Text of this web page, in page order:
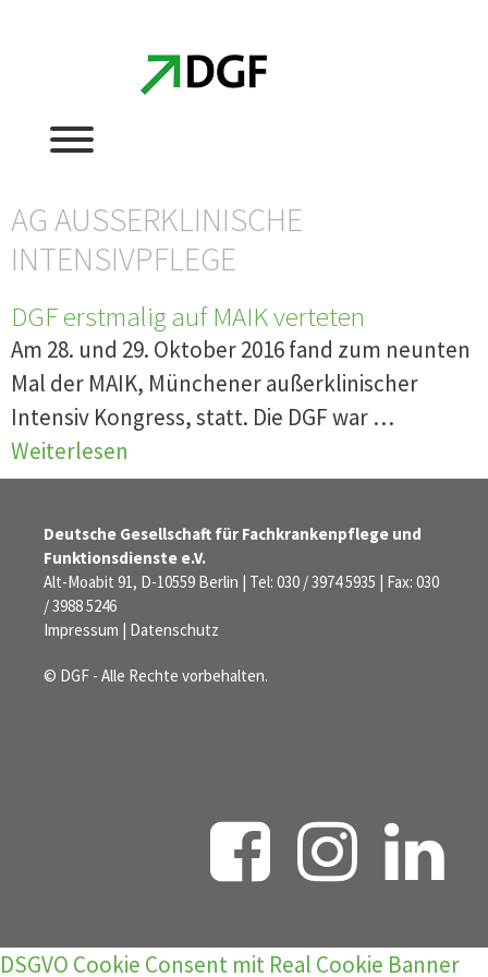
AG AUSSERKLINISCHE I
NTENSIVPFLEGE
DGF erstmalig auf MAIK verteten
Am 28. und 29. Oktober 2016 fand zum neunten
Mal der MAIK, Münchener außerklinischer
Intensiv Kongress, statt. Die DGF war …
Weiterlesen
Deutsche Gesellschaft für Fachkrankenpflege und
Funktionsdienste e.V.
Alt-Moabit 91, D-10559 Berlin | Tel: 030 / 3974 5935 | Fax: 030
/ 3988 5246
Impressum | Datenschutz
© DGF - Alle Rechte vorbehalten.
DSGVO Cookie Consent mit Real Cookie Banner